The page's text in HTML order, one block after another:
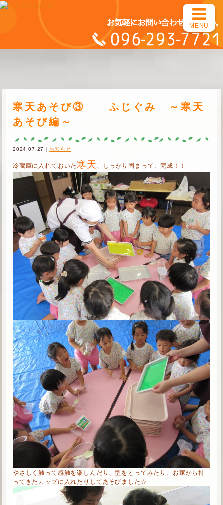
寒天あそび③ ふじぐみ ～寒天
あそび編～
2024.07.27｜ お知らせ
冷蔵庫に入れておいた 寒天 、しっかり固まって、完成！！
やさしく触って感触を楽しんだり、型をとってみたり、お家から持
ってきたカップに入れたりしてあそびました☆
MENU